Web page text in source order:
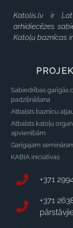
Katolis.lv ir
arhidiecēzes
Katoļu baznīcas
Sabiedrības garīgās
padziļināšana
Atbalsts baznīcu
Atbalsts katoļu
apvienībām
Garīgajam
KABIA iniciatīvas
+371
+371